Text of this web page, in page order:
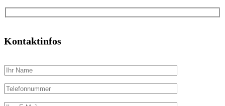
Kontaktinfos